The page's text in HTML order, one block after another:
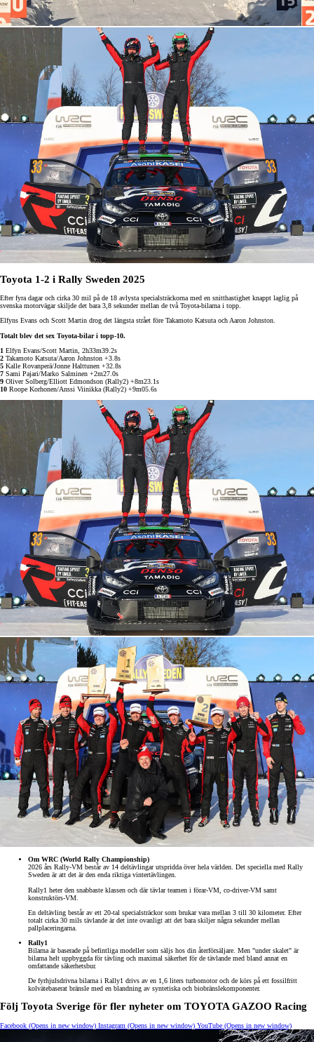
Toyota 1-2 i Rally Sweden 2025
Efter fyra dagar och cirka 30 mil på de 18 avlysta specialsträckorna med en snitthastighet knappt laglig på
svenska motorvägar skiljde det bara 3,8 sekunder mellan de två Toyota-bilarna i topp.
Elfyns Evans och Scott Martin drog det längsta strået före Takamoto Katsuta och Aaron Johnston.
Totalt blev det sex Toyota-bilar i topp-10.
1 Elfyn Evans/Scott Martin, 2h33m39.2s
2 Takamoto Katsuta/Aaron Johnston +3.8s
5 Kalle Rovanperä/Jonne Halttunen +32.8s
7 Sami Pajari/Marko Salminen +2m27.0s
9 Oliver Solberg/Elliott Edmondson (Rally2) +8m23.1s
10 Roope Korhonen/Anssi Viinikka (Rally2) +9m05.6s
Om WRC (World Rally Championship)
2026 års Rally-VM består av 14 deltävlingar utspridda över hela världen. Det speciella med Rally
Sweden är att det är den enda riktiga vintertävlingen.
Rally1 heter den snabbaste klassen och där tävlar teamen i förar-VM, co-driver-VM samt
konstruktörs-VM.
En deltävling består av ett 20-tal specialsträckor som brukar vara mellan 3 till 30 kilometer. Efter
totalt cirka 30 mils tävlande är det inte ovanligt att det bara skiljer några sekunder mellan
pallplaceringarna.
Rally1
Bilarna är baserade på befintliga modeller som säljs hos din återförsäljare. Men "under skalet" är
bilarna helt uppbyggda för tävling och maximal säkerhet för de tävlande med bland annat en
omfattande säkerhetsbur.
De fyrhjulsdrivna bilarna i Rally1 drivs av en 1,6 liters turbomotor och de körs på ett fossilfritt
kolvätebaserat bränsle med en blandning av syntetiska och biobränslekomponenter.
Följ Toyota Sverige för fler nyheter om TOYOTA GAZOO Racing
Facebook (Opens in new window) Instagram (Opens in new window) YouTube (Opens in new window)